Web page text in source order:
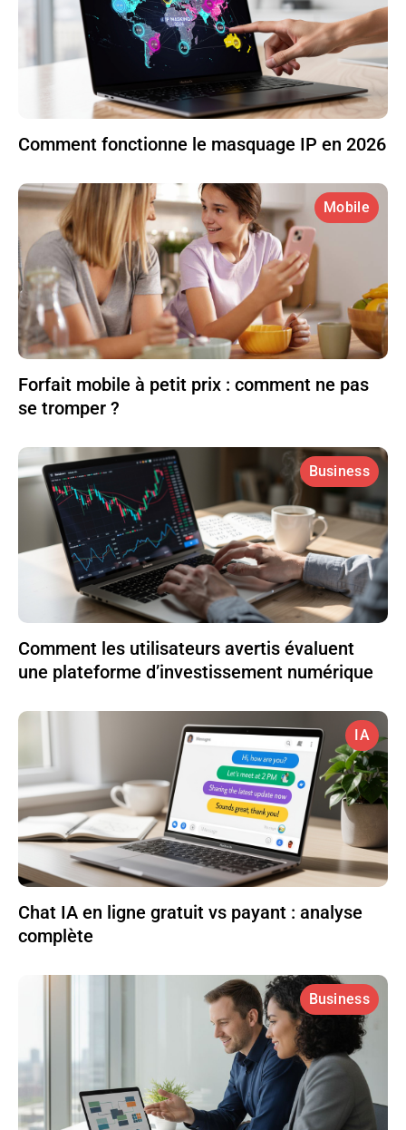
Comment fonctionne le masquage IP en 2026
Mobile
Forfait mobile à petit prix : comment ne pas
se tromper ?
Business
Comment les utilisateurs avertis évaluent
une plateforme d’investissement numérique
IA
Chat IA en ligne gratuit vs payant : analyse
complète
Business